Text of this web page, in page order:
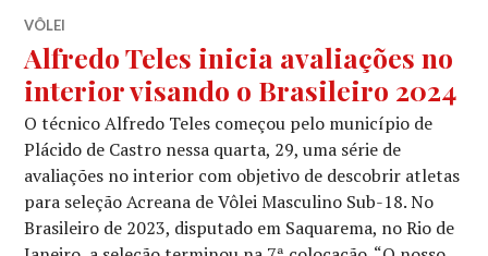
VÔLEI
Alfredo Teles inicia avaliações no
interior visando o Brasileiro 2024
O técnico Alfredo Teles começou pelo município de
Plácido de Castro nessa quarta, 29, uma série de
avaliações no interior com objetivo de descobrir atletas
para seleção Acreana de Vôlei Masculino Sub-18. No
Brasileiro de 2023, disputado em Saquarema, no Rio de